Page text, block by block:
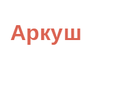
content
Аркуш